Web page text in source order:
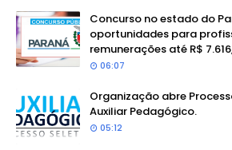
Concurso no estado do
oportunidades para
remunerações até R$
06:07
Organização abre
Auxiliar Pedagógico.
05:12